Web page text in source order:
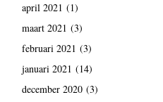
april 2021 (1)
maart 2021 (3)
februari 2021 (3)
januari 2021 (14)
december 2020(3)